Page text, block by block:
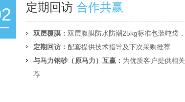
定期回访 合作共赢
双层覆膜： 双层腹膜防水防潮25kg标准包装吨袋
定期回访： 配套提供技术指导及下次采购推荐
与马力钢砂（原马力）互赢： 为优质客户提供相
荐